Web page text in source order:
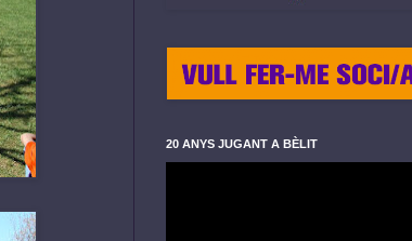
20 ANYS JUGANT A BÈLIT